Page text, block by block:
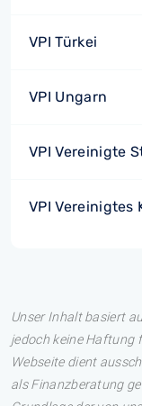
VPI Türkei
VPI Ungarn
VPI Vereinigte
VPI Vereinigtes
Unser Inhalt basiert
jedoch keine Haftung
Webseite dient
als Finanzberatung